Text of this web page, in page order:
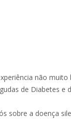
não
de Diabetes e
sobre a doença